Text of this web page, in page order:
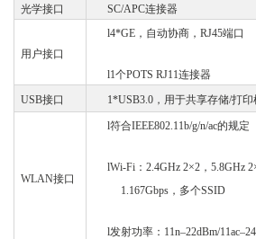
光学接口 SC/APC连接器
用户接口
l4*GE，自动协商，RJ45端口
l1个POTS RJ11连接器
USB接口
1*USB3.0，用于共享存储/打印
WLAN接口
l符合IEEE802.11b/g/n/ac的规定
lWi-Fi：2.4GHz 2×2，5.8GHz
1.167Gbps，多个SSID
l发射功率： 11n–22dBm/